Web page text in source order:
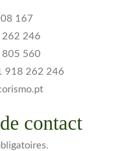
167
262 246
805 560
918 262 246
contact